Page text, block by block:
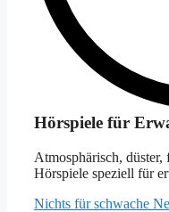
Hörspiele für
Atmosphärisch, düster,
Hörspiele speziell für
Nichts für schwache